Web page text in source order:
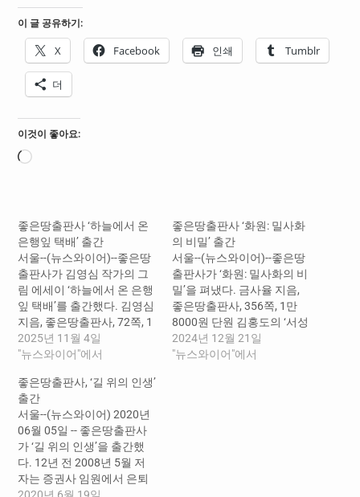
이 글 공유하기:
X Facebook 인쇄 Tumblr
더
이것이 좋아요:
로
좋은땅출판사 ‘하늘에서 온
은행잎 택배’ 출간
서울--(뉴스와이어)--좋은땅
출판사가 김영심 작가의 그
림 에세이 ‘하늘에서 온 은행
잎 택배’를 출간했다. 김영심
지음, 좋은땅출판사, 72쪽, 1
만6800원 이 작품은 노랗게
물든 은행잎 한 장이 하늘에
시작된다. 작가는 그 한 잎에
담긴 ‘순환의 의미’를 통해 삶
과 죽음, 사랑과 기억을 따뜻
하게 엮어낸다. 김영심 작가
는 웰다잉 전문 강사이자 애
도상담사로 활동하며 수많
은 이별의 순간을…
2025년 11월 4일
"뉴스와이어"에서
좋은땅출판사 ‘화원: 밀사화
의 비밀’ 출간
서울--(뉴스와이어)--좋은땅
출판사가 ‘화원: 밀사화의 비
밀’을 펴냈다. 금사율 지음,
좋은땅출판사, 356쪽, 1만
8000원 단원 김홍도의 ‘서성
우렵’, 윤두서의 ‘자화상’은
그저 단순한 그림이 아니었
2024년 12월 21일
"뉴스와이어"에서
좋은땅출판사, ‘길 위의 인생’
출간
서울--(뉴스와이어) 2020년
06월 05일 -- 좋은땅출판사
가 ‘길 위의 인생’을 출간했
다. 12년 전 2008년 5월 저
자는 증권사 임원에서 은퇴